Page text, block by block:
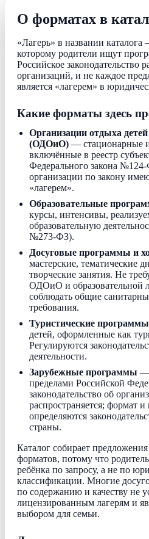
О форматах в
«Лагерь» в названии
которому родители ищут
Российское законодательство
организаций, и не каждое
является «лагерем» в
Какие форматы здесь
Организации отдыха
(ОДОиО) — стационарные
включённые в реестр
Федерального закона
организации по закону
«лагерем».
Образовательные
курсы, интенсивы,
образовательную
№273-ФЗ).
Досуговые программы и
мастерские, тематические
творческие занятия. Не
ОДОиО и образовательной
соблюдать общие
требования.
Туристические программы
детей, оформленные как
Регулируются
деятельности.
Зарубежные программы —
пределами Российской
законодательство об
распространяется; формат
определяются
страны.
Каталог собирает
форматов, потому что
ребёнка по запросу, а не по
классификации. Многие
по содержанию и качеству не
лицензированным лагерям и
выбором для семьи.